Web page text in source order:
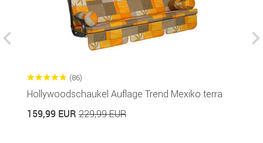
(86)
Hollywoodschaukel Auflage Trend Mexiko terra
159,99 EUR 229,99 EUR